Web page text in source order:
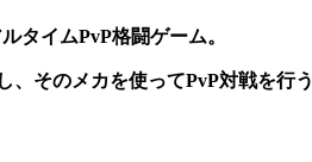
タイムPvP格闘ゲーム。
、そのメカを使ってPvP対戦を行う